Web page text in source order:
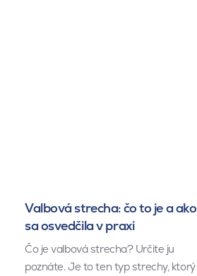
Valbová strecha: čo to je a ako
sa osvedčila v praxi
Čo je valbová strecha? Určite ju
poznáte. Je to ten typ strechy, ktorý